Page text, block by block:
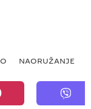
NAORUŽANJE